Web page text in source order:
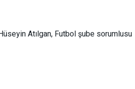
Atılgan, Futbol şube sorumlusu